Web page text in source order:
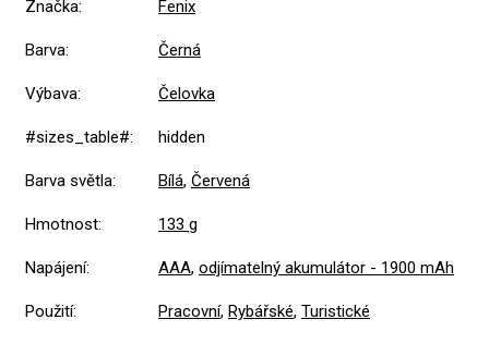
Značka: Fenix
Barva: Černá
Výbava: Čelovka
#sizes_table#: hidden
Barva světla: Bílá, Červená
Hmotnost: 133 g
Napájení: AAA, odjímatelný akumulátor - 1900 mAh
Použití: Pracovní, Rybářské, Turistické